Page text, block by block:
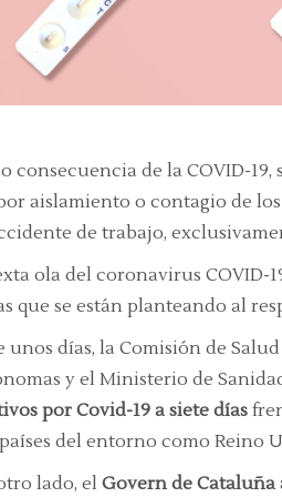
consecuencia de la COVID-
aislamiento o contagio de
de trabajo,
ola del coronavirus COVID-
que se están planteando al
unos días, la Comisión de
y el Ministerio de
por Covid-19 a siete días
del entorno como Reino
lado, el Govern de Cataluña